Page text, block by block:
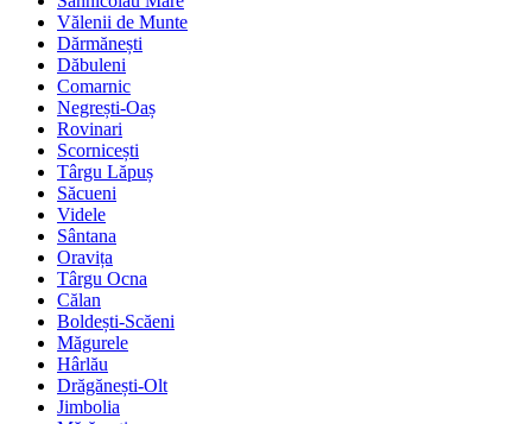
Vălenii de Munte
Dărmănești
Dăbuleni
Comarnic
Negrești-Oaș
Rovinari
Scornicești
Târgu Lăpuș
Săcueni
Videle
Sântana
Oravița
Târgu Ocna
Călan
Boldești-Scăeni
Măgurele
Hârlău
Drăgănești-Olt
Jimbolia